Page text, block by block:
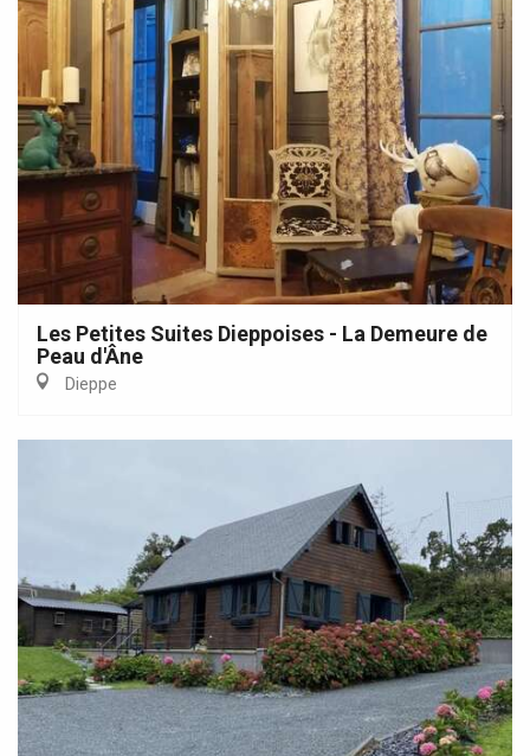
Les Petites Suites Dieppoises - La Demeure de
Peau d'Âne
Dieppe